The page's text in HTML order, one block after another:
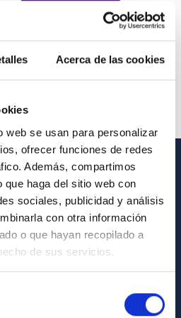
Acerca de las cookies
web se usan para personalizar
ofrecer funciones de redes
Además, compartimos
haga del sitio web con
sociales, publicidad y análisis
con otra información
o que hayan recopilado a
de sus servicios.